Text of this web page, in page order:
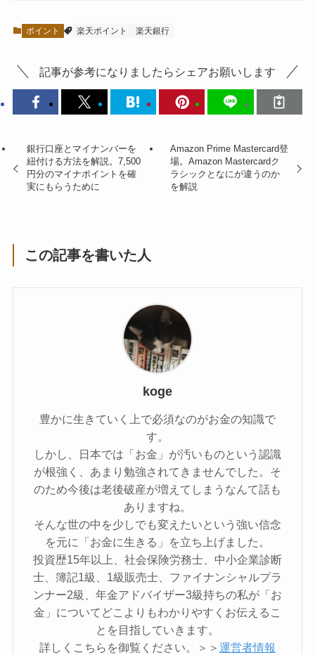
ポイント 楽天ポイント 楽天銀行
記事が参考になりましたらシェアお願いします
銀行口座とマイナンバーを
紐付ける方法を解説。7,500
円分のマイナポイントを確
実にもらうために
Amazon Prime Mastercard登
場。Amazon Mastercardク
ラシックとなにが違うのか
を解説
この記事を書いた人
koge
豊かに生きていく上で必須なのがお金の知識で
す。
しかし、日本では「お金」が汚いものという認識
が根強く、あまり勉強されてきませんでした。そ
のため今後は老後破産が増えてしまうなんて話も
ありますね。
そんな世の中を少しでも変えたいという強い信念
を元に「お金に生きる」を立ち上げました。
投資歴15年以上、社会保険労務士、中小企業診断
士、簿記1級、1級販売士、ファイナンシャルプラ
ンナー2級、年金アドバイザー3級持ちの私が「お
金」についてどこよりもわかりやすくお伝えるこ
とを目指していきます。
詳しくこちらを御覧ください。＞＞ 運営者情報